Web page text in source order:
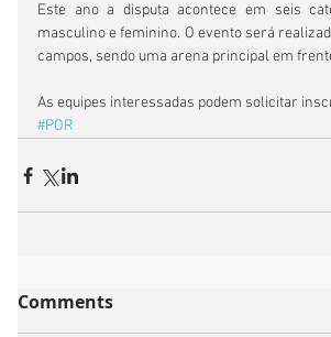
Este ano a disputa acontece em seis
masculino e feminino. O evento será
campos, sendo uma arena principal em
As equipes interessadas podem solicitar
#POR
Comments